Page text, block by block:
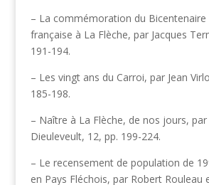
– La commémoration du Bicentenaire
française à La Flèche, par Jacques
191-194.
– Les vingt ans du Carroi, par Jean
185-198.
– Naître à La Flèche, de nos jours, par
Dieuleveult, 12, pp. 199-224.
– Le recensement de population de
en Pays Fléchois, par Robert Rouleau